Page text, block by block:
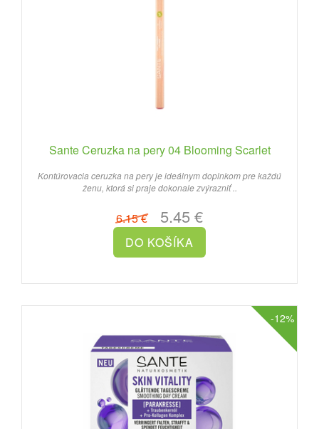
Sante Ceruzka na pery 04 Blooming Scarlet
Kontúrovacia ceruzka na pery je ideálnym doplnkom pre každú
ženu, ktorá si praje dokonale zvýrazniť ..
6.15 €5.45 €
-12%